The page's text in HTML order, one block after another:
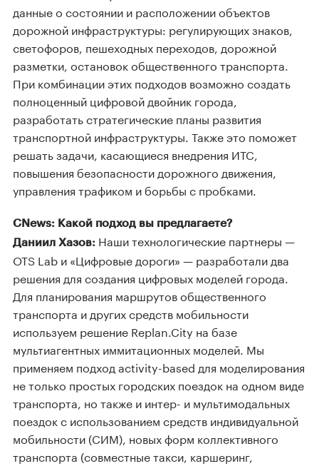
данные о состоянии и расположении объектов
дорожной инфраструктуры: регулирующих знаков,
светофоров, пешеходных переходов, дорожной
разметки, остановок общественного транспорта.
При комбинации этих подходов возможно создать
полноценный цифровой двойник города,
разработать стратегические планы развития
транспортной инфраструктуры. Также это поможет
решать задачи, касающиеся внедрения ИТС,
повышения безопасности дорожного движения,
управления трафиком и борьбы с пробками.
CNews: Какой подход вы предлагаете?
Даниил Хазов: Наши технологические партнеры —
OTS Lab и «Цифровые дороги» — разработали два
решения для создания цифровых моделей города.
Для планирования маршрутов общественного
транспорта и других средств мобильности
используем решение Replan.City на базе
мультиагентных иммитационных моделей. Мы
применяем подход activity-based для моделирования
не только простых городских поездок на одном виде
транспорта, но также и интер- и мультимодальных
поездок с использованием средств индивидуальной
мобильности (СИМ), новых форм коллективного
транспорта (совместные такси, каршеринг,